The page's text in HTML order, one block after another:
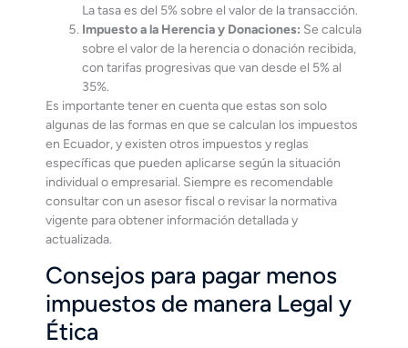
La tasa es del 5% sobre el valor de la transacción.
Impuesto a la Herencia y Donaciones: Se calcula
sobre el valor de la herencia o donación recibida,
con tarifas progresivas que van desde el 5% al
35%.
Es importante tener en cuenta que estas son solo
algunas de las formas en que se calculan los impuestos
en Ecuador, y existen otros impuestos y reglas
específicas que pueden aplicarse según la situación
individual o empresarial. Siempre es recomendable
consultar con un asesor fiscal o revisar la normativa
vigente para obtener información detallada y
actualizada.
Consejos para pagar menos
impuestos de manera Legal y
Ética